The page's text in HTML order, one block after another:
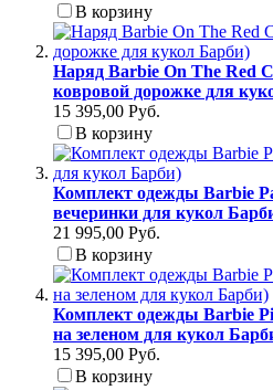
В корзину
Наряд Barbie On The Red
ковровой дорожке для
15 395,00 Руб.
В корзину
Комплект одежды Barbie
вечеринки для кукол
21 995,00 Руб.
В корзину
Комплект одежды Barbie
на зеленом для кукол
15 395,00 Руб.
В корзину